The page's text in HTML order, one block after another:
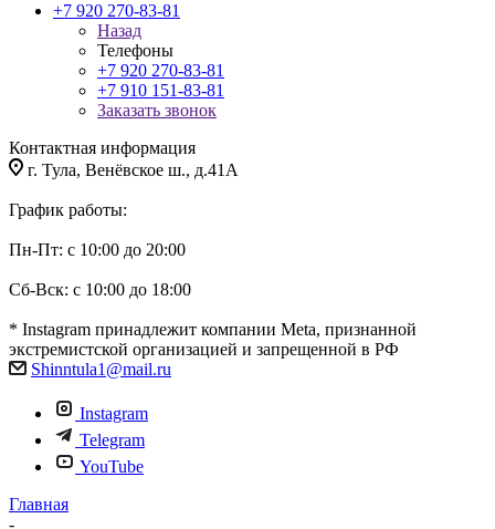
+7 920 270-83-81
Назад
Телефоны
+7 920 270-83-81
+7 910 151-83-81
Заказать звонок
Контактная информация
г. Тула, Венёвское ш., д.41А
График работы:
Пн-Пт: с 10:00 до 20:00
Сб-Вск: с 10:00 до 18:00
* Instagram принадлежит компании Meta, признанной
экстремистской организацией и запрещенной в РФ
Shinntula1@mail.ru
Instagram
Telegram
YouTube
Главная
-